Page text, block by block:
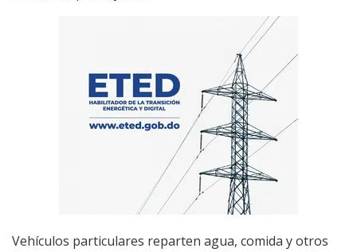
Vehículos particulares reparten agua, comida y otros